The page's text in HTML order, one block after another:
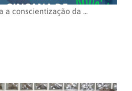
a conscientização da ...